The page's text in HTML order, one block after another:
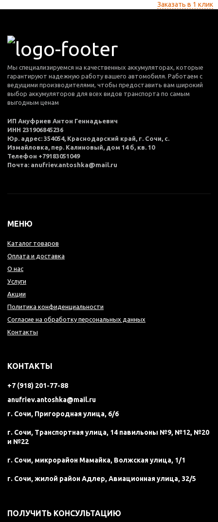
Заказать в 1 клик
Мы специализируемся на качественных аккумуляторах, которые
гарантируют надежную работу вашего автомобиля. Работаем с
ведущими производителями, чтобы предоставить вам широкий
выбор аккумуляторов для всех видов транспорта по самым
выгодным ценам
ИП Ануфриев Антон Геннадьевич
ИНН 231906845236
Юр. адрес: 354054, Краснодарский край, г. Сочи, с.
Измайловка, пер. Калиновый, дом 14 б, кв. 10
Телефон +79183051049
Почта: anufriev.antoshka@mail.ru
МЕНЮ
Каталог товаров
Оплата и доставка
О нас
Услуги
Акции
Политика конфиденциальности
Согласие на обработку персональных данных
Контакты
КОНТАКТЫ
+7 (918) 201-77-88
anufriev.antoshka@mail.ru
г. Сочи, Пригородная улица, 6/6
г. Сочи, Транспортная улица, 14 павильоны №9, №12, №20
и №22
г. Сочи, микрорайон Мамайка, Волжская улица, 1/1
г. Сочи, жилой район Адлер, Авиационная улица, 32/5
ПОЛУЧИТЬ КОНСУЛЬТАЦИЮ